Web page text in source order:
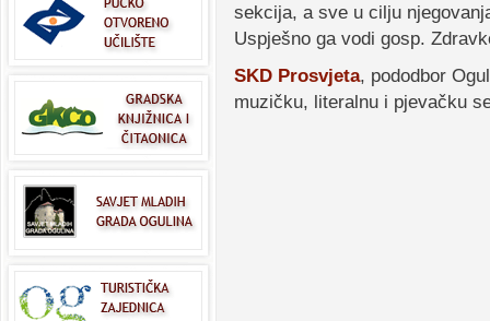
sekcija, a sve u cilju
Uspješno ga vodi gosp.
SKD Prosvjeta, pododbor
muzičku, literalnu i pjevačku